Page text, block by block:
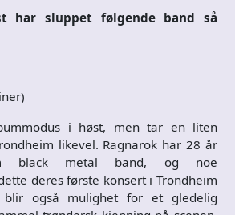
har sluppet følgende band så
i høst, men tar en liten
likevel. Ragnarok har 28 år
black metal band, og noe
deres første konsert i Trondheim
blir også mulighet for et gledelig